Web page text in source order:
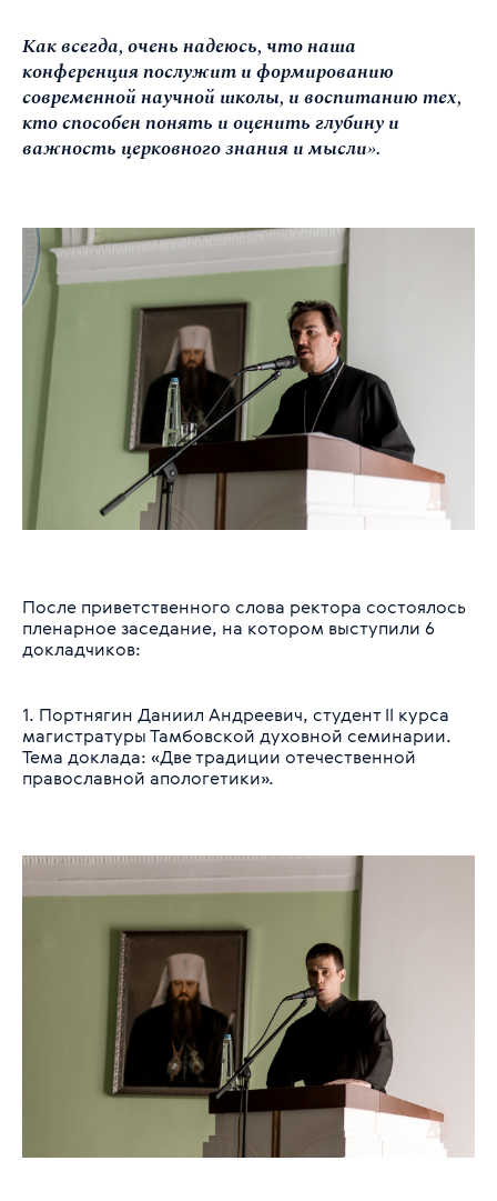
Как всегда, очень надеюсь, что наша
конференция послужит и формированию
современной научной школы, и воспитанию тех,
кто способен понять и оценить глубину и
важность церковного знания и мысли».
После приветственного слова ректора состоялось
пленарное заседание, на котором выступили 6
докладчиков:
1. Портнягин Даниил Андреевич, студент II курса
магистратуры Тамбовской духовной семинарии.
Тема доклада: «Две традиции отечественной
православной апологетики».